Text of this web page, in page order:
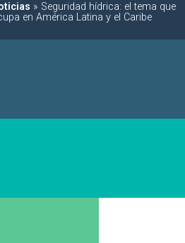
» Seguridad hídrica: el tema que
en América Latina y el Caribe